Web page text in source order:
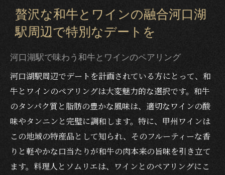
贅沢な和牛とワインの融合河口湖
駅周辺で特別なデートを
河口湖駅で味わう和牛とワインのペアリング
河口湖駅周辺でデートを計画されている方にとって、和
牛とワインのペアリングは大変魅力的な選択です。和牛
のタンパク質と脂肪の豊かな風味は、適切なワインの酸
味やタンニンと完璧に調和します。特に、甲州ワインは
この地域の特産品として知られ、そのフルーティーな香
りと軽やかな口当たりが和牛の肉本来の旨味を引き立て
ます。料理人とソムリエは、ワインとのペアリングにこ